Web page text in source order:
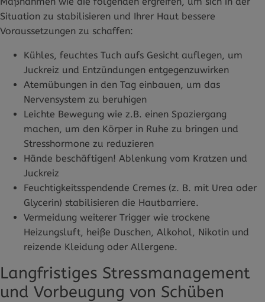
Situation zu stabilisieren und Ihrer Haut bessere
Voraussetzungen zu schaffen:
Kühles, feuchtes Tuch aufs Gesicht auflegen, um
Juckreiz und Entzündungen entgegenzuwirken
Atemübungen in den Tag einbauen, um das
Nervensystem zu beruhigen
Leichte Bewegung wie z.B. einen Spaziergang
machen, um den Körper in Ruhe zu bringen und
Stresshormone zu reduzieren
Hände beschäftigen! Ablenkung vom Kratzen und
Juckreiz
Feuchtigkeitsspendende Cremes (z. B. mit Urea oder
Glycerin) stabilisieren die Hautbarriere.
Vermeidung weiterer Trigger wie trockene
Heizungsluft, heiße Duschen, Alkohol, Nikotin und
reizende Kleidung oder Allergene.
Langfristiges Stressmanagement
und Vorbeugung von Schüben